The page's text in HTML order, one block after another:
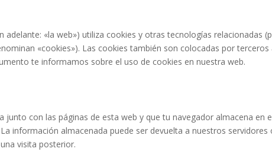
adelante: «la web») utiliza cookies y otras tecnologías relacionadas
«cookies»). Las cookies también son colocadas por terceros
te informamos sobre el uso de cookies en nuestra web.
junto con las páginas de esta web y que tu navegador almacena en
información almacenada puede ser devuelta a nuestros servidores
visita posterior.